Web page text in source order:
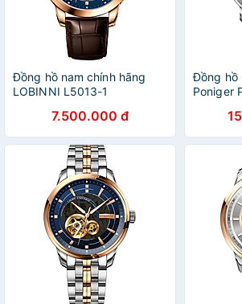
Đồng hồ nam chính hãng
LOBINNI L5013-1
7.500.000 đ
Đồng hồ
Poniger